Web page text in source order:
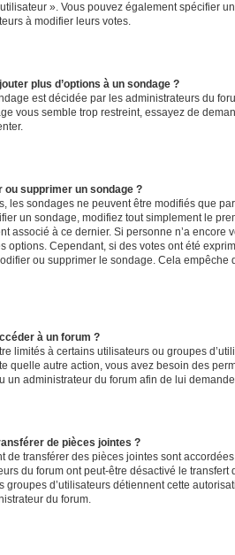
». Vous pouvez également spécifier
à modifier leurs votes.
plus d’options à un sondage ?
est décidée par les administrateurs du
vous semble trop restreint, essayez de
supprimer un sondage ?
les sondages ne peuvent être modifiés que
un sondage, modifiez tout simplement le
associé à ce dernier. Si personne n’a encore
options. Cependant, si des votes ont été
ou supprimer le sondage. Cela empêche
à un forum ?
limités à certains utilisateurs ou groupes
quelle autre action, vous avez besoin des
un administrateur du forum afin de lui
de pièces jointes ?
de transférer des pièces jointes sont
du forum ont peut-être désactivé le
groupes d’utilisateurs détiennent cette
du forum.